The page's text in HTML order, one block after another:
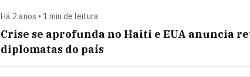
Há 2 anos • 1 min de leitura
Crise se aprofunda no Haiti e EUA anuncia
diplomatas do país